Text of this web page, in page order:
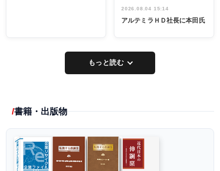
2026.08.04 15:14
アルテミラＨＤ社長に本田氏
もっと読む
書籍・出版物